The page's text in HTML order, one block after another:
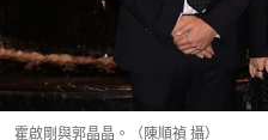
霍啟剛與郭晶晶。（陳順禎 攝）